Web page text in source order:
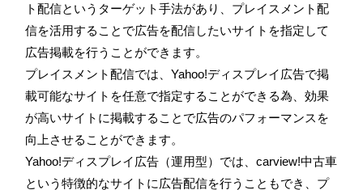
ト配信というターゲット手法があり、プレイスメント配
信を活用することで広告を配信したいサイトを指定して
広告掲載を行うことができます。
プレイスメント配信では、Yahoo!ディスプレイ広告で掲
載可能なサイトを任意で指定することができる為、効果
が高いサイトに掲載することで広告のパフォーマンスを
向上させることができます。
Yahoo!ディスプレイ広告（運用型）では、carview!中古車
という特徴的なサイトに広告配信を行うこともでき、プ